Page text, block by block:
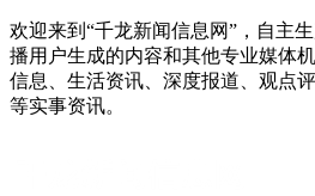
欢迎来到“千龙新闻信息网”，自主
播用户生成的内容和其他专业媒体
信息、生活资讯、深度报道、观点
等实事资讯。